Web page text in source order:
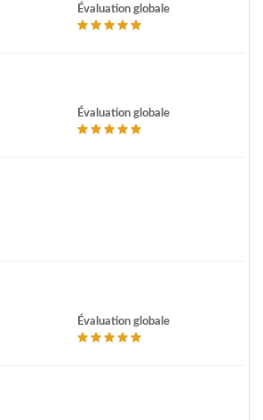
Évaluation globale
Évaluation globale
Évaluation globale